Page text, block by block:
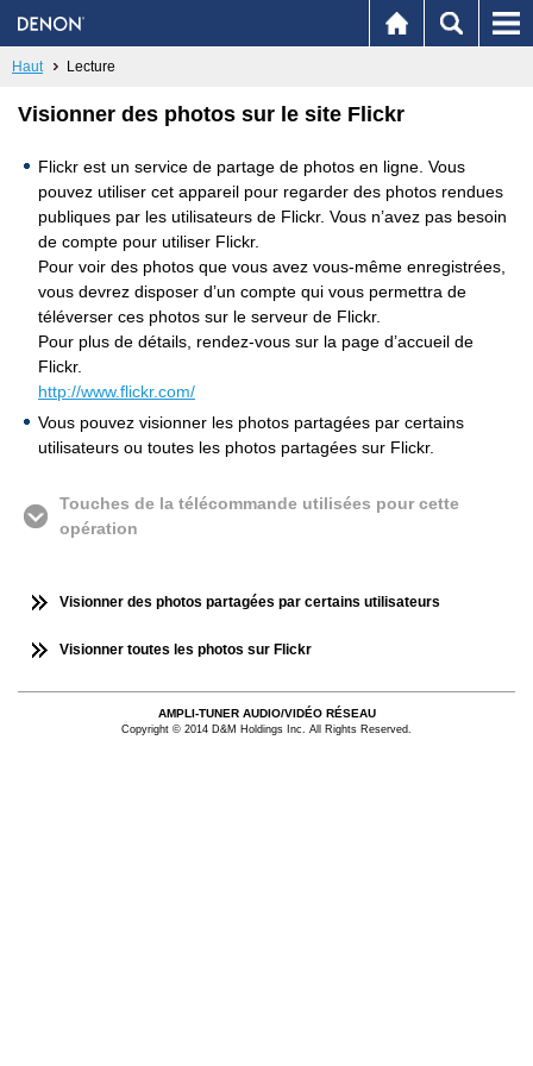
Haut Lecture
Visionner des photos sur le site Flickr
Flickr est un service de partage de photos en ligne. Vous
pouvez utiliser cet appareil pour regarder des photos rendues
publiques par les utilisateurs de Flickr. Vous n’avez pas besoin
de compte pour utiliser Flickr.
Pour voir des photos que vous avez vous-même enregistrées,
vous devrez disposer d’un compte qui vous permettra de
téléverser ces photos sur le serveur de Flickr.
Pour plus de détails, rendez-vous sur la page d’accueil de
Flickr.
http://www.flickr.com/
Vous pouvez visionner les photos partagées par certains
utilisateurs ou toutes les photos partagées sur Flickr.
Touches de la télécommande utilisées pour cette
opération
Visionner des photos partagées par certains utilisateurs
Visionner toutes les photos sur Flickr
AMPLI-TUNER AUDIO/VIDÉO RÉSEAU
Copyright © 2014 D&M Holdings Inc. All Rights Reserved.